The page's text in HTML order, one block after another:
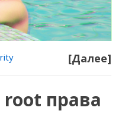
[Далее]
права